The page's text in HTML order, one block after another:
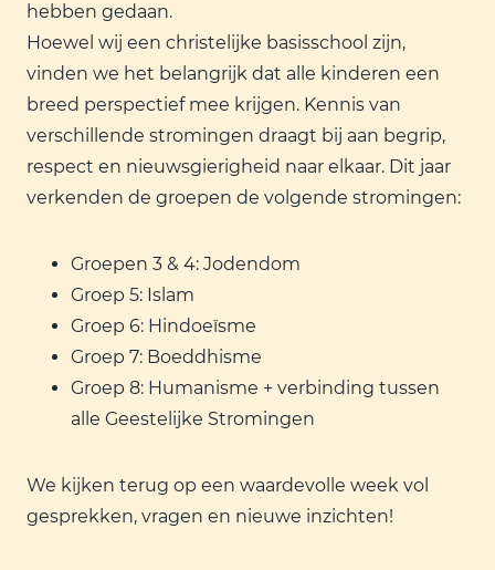
hebben gedaan.
Hoewel wij een christelijke basisschool zijn,
vinden we het belangrijk dat alle kinderen een
breed perspectief mee krijgen. Kennis van
verschillende stromingen draagt bij aan begrip,
respect en nieuwsgierigheid naar elkaar. Dit jaar
verkenden de groepen de volgende stromingen:
Groepen 3 & 4: Jodendom
Groep 5: Islam
Groep 6: Hindoeïsme
Groep 7: Boeddhisme
Groep 8: Humanisme + verbinding tussen
alle Geestelijke Stromingen
We kijken terug op een waardevolle week vol
gesprekken, vragen en nieuwe inzichten!